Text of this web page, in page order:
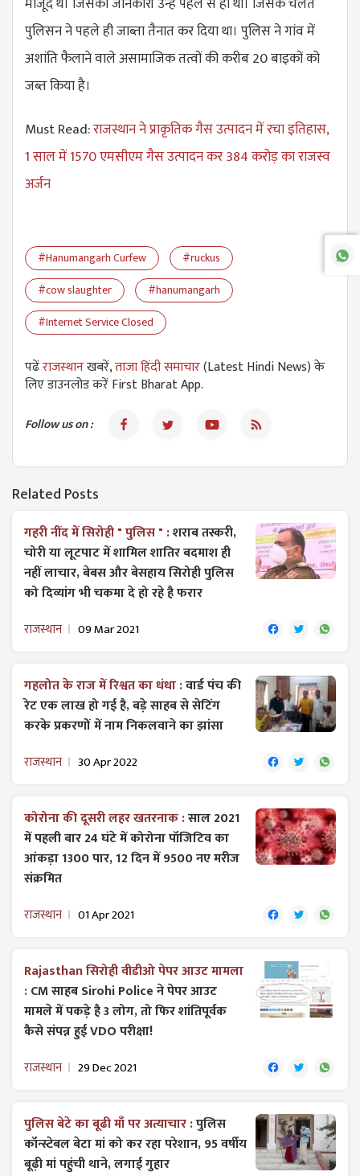
पुलिसन ने पहले ही जाब्ता तैनात कर दिया था। पुलिस ने गांव में
अशांति फैलाने वाले असामाजिक तत्वों की करीब 20 बाइकों को
जब्त किया है।
Must Read:राजस्थान ने प्राकृतिक गैस उत्पादन में रचा इतिहास,
1 साल में 1570 एमसीएम गैस उत्पादन कर 384 करोड़ का राजस्व
अर्जन
#Hanumangarh Curfew
#ruckus
#cow slaughter
#hanumangarh
#Internet Service Closed
पढेंराजस्थानखबरें,ताजा हिंदी समाचार(Latest Hindi News) के
लिए डाउनलोड करें First Bharat App.
Follow us on :
Related Posts
गहरी नींद में सिरोही " पुलिस " :शराब तस्करी,
चोरी या लूटपाट में शामिल शातिर बदमाश ही
नहीं लाचार, बेबस और बेसहाय सिरोही पुलिस
को दिव्यांग भी चकमा दे हो रहे है फरार
राजस्थान 09 Mar 2021
गहलोत के राज में रिश्वत का धंधा :वार्ड पंच की
रेट एक लाख हो गई है, बड़े साहब से सेटिंग
करके प्रकरणों में नाम निकलवाने का झांसा
राजस्थान 30 Apr 2022
कोरोना की दूसरी लहर खतरनाक :साल 2021
में पहली बार 24 घंटे में कोरोना पॉजिटिव का
आंकड़ा 1300 पार, 12 दिन में 9500 नए मरीज
संक्रमित
राजस्थान 01 Apr 2021
Rajasthan सिरोही वीडीओ पेपर आउट मामला
:CM साहब Sirohi Police ने पेपर आउट
मामले में पकड़े है 3 लोग, तो फिर शांतिपूर्वक
कैसे संपन्न हुई VDO परीक्षा!
राजस्थान 29 Dec 2021
पुलिस बेटे का बूढी माँ पर अत्याचार :पुलिस
कॉन्स्टेबल बेटा मां को कर रहा परेशान, 95 वर्षीय
बूढ़ी मां पहुंची थाने, लगाई गुहार